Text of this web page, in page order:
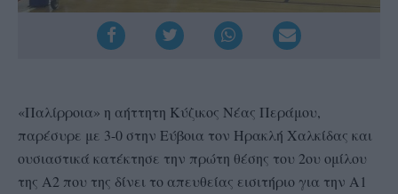
«Παλίρροια» η αήττητη Κύζικος Νέας Περάμου,
παρέσυρε με 3-0 στην Εύβοια τον Ηρακλή Χαλκίδας και
ουσιαστικά κατέκτησε την πρώτη θέσης του 2ου ομίλου
της Α2 που της δίνει το απευθείας εισιτήριο για την Α1